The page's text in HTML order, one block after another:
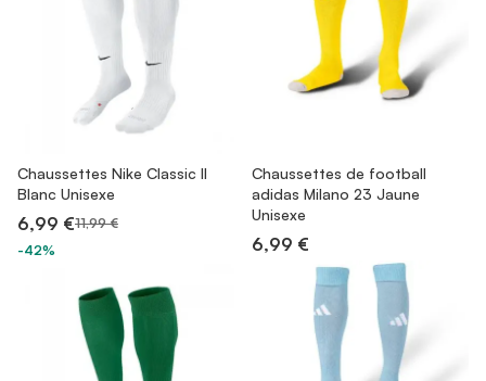
Chaussettes Nike Classic II
Blanc Unisexe
6,99 €11,99 €
-42%
Chaussettes de football
adidas Milano 23 Jaune
Unisexe
6,99 €